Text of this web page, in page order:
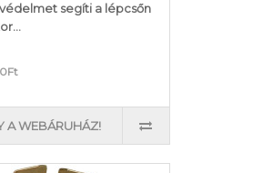
segíti a lépcsőn
A WEBÁRUHÁZ!